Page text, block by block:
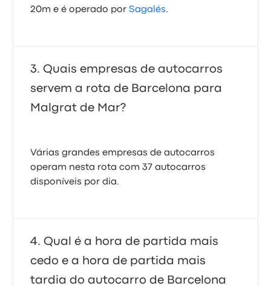
20m e é operado porSagalés.
Quais empresas de autocarros
servem a rota de Barcelona para
Malgrat de Mar?
Várias grandes empresas de autocarros
operam nesta rota com 37 autocarros
disponíveis por dia.
Qual é a hora de partida mais
cedo e a hora de partida mais
tardia do autocarro de Barcelona